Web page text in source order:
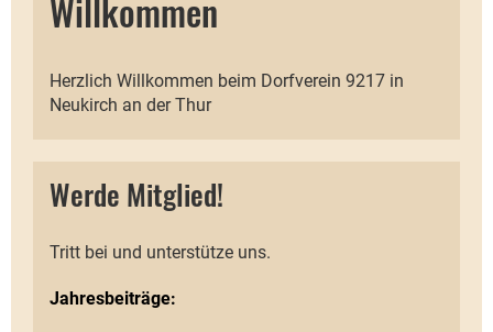
Willkommen
Herzlich Willkommen beim Dorfverein 9217 in
Neukirch an der Thur
Werde Mitglied!
Tritt bei und unterstütze uns.
Jahresbeiträge: